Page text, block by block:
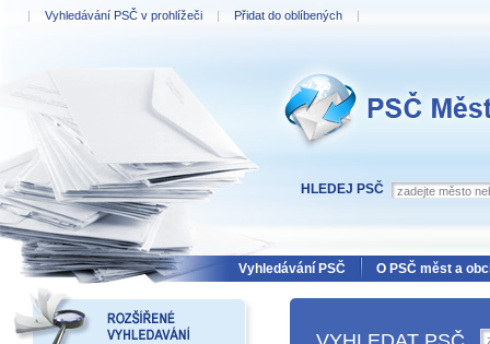
HLEDEJ PSČ
Vyhledávání PSČ O PSČ měst a
| Vyhledávání PSČ v prohlížeči | Přidat do oblíbených |